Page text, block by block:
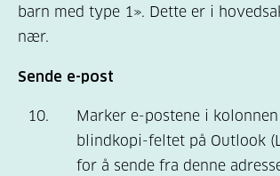
barn med type 1». Dette er i
nær.
Sende e-post
Marker e-postene i
blindkopi-feltet på Outlook
for å sende fra denne